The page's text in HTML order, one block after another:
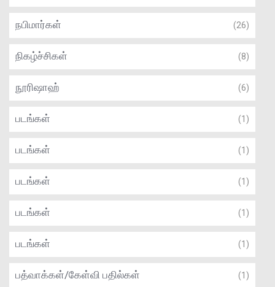
நபிமார்கள் (26)
நிகழ்ச்சிகள் (8)
நூரிஷாஹ் (6)
படங்கள் (1)
படங்கள் (1)
படங்கள் (1)
படங்கள் (1)
படங்கள் (1)
பத்வாக்கள்/கேள்வி பதில்கள் (1)